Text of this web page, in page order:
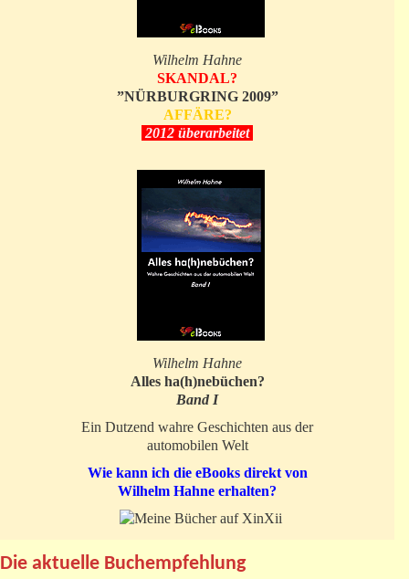
Wilhelm Hahne
SKANDAL?
”NÜRBURGRING 2009”
AFFÄRE?
2012 überarbeitet
Wilhelm Hahne
Alles ha(h)nebüchen?
Band I
Ein Dutzend wahre Geschichten aus der
automobilen Welt
Wie kann ich die eBooks direkt von
Wilhelm Hahne erhalten?
Die aktuelle Buchempfehlung